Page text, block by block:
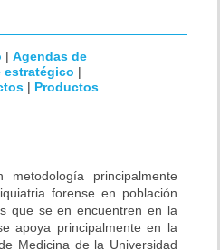
| Agendas de
estratégico |
| Productos
principalmente
forense en población
que se en encuentren en la
apoya principalmente en la
Medicina de la Universidad